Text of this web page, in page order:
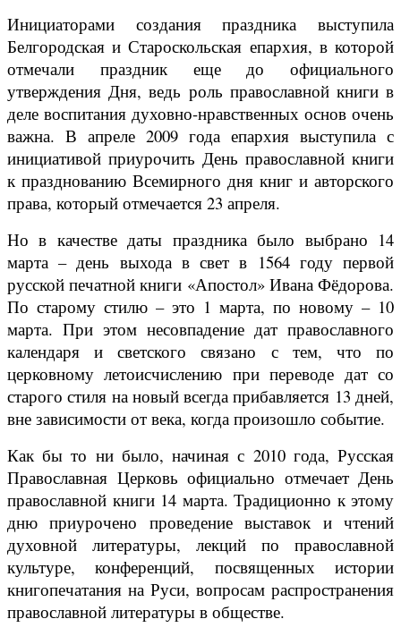
Инициаторами создания праздника выступила
Белгородская и Староскольская епархия, в которой
отмечали праздник еще до официального
утверждения Дня, ведь роль православной книги в
деле воспитания духовно-нравственных основ очень
важна. В апреле 2009 года епархия выступила с
инициативой приурочить День православной книги
к празднованию Всемирного дня книг и авторского
права, который отмечается 23 апреля.
Но в качестве даты праздника было выбрано 14
марта – день выхода в свет в 1564 году первой
русской печатной книги «Апостол» Ивана Фёдорова.
По старому стилю – это 1 марта, по новому – 10
марта. При этом несовпадение дат православного
календаря и светского связано с тем, что по
церковному летоисчислению при переводе дат со
старого стиля на новый всегда прибавляется 13 дней,
вне зависимости от века, когда произошло событие.
Как бы то ни было, начиная с 2010 года, Русская
Православная Церковь официально отмечает День
православной книги 14 марта. Традиционно к этому
дню приурочено проведение выставок и чтений
духовной литературы, лекций по православной
культуре, конференций, посвященных истории
книгопечатания на Руси, вопросам распространения
православной литературы в обществе.